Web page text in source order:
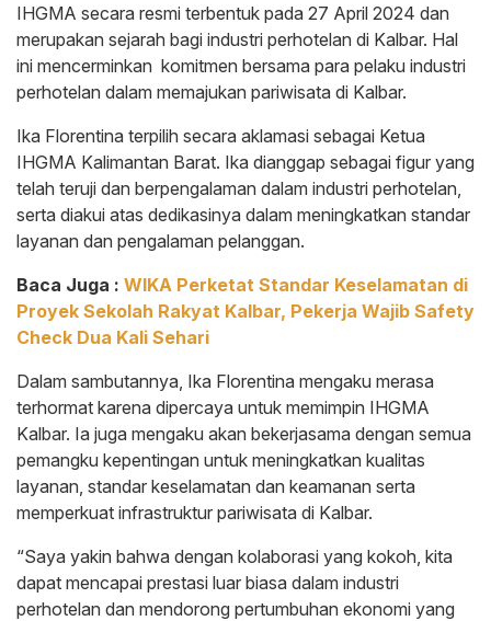
IHGMA secara resmi terbentuk pada 27 April 2024 dan
merupakan sejarah bagi industri perhotelan di Kalbar. Hal
ini mencerminkan komitmen bersama para pelaku industri
perhotelan dalam memajukan pariwisata di Kalbar.
Ika Florentina terpilih secara aklamasi sebagai Ketua
IHGMA Kalimantan Barat. Ika dianggap sebagai figur yang
telah teruji dan berpengalaman dalam industri perhotelan,
serta diakui atas dedikasinya dalam meningkatkan standar
layanan dan pengalaman pelanggan.
Baca Juga : WIKA Perketat Standar Keselamatan di
Proyek Sekolah Rakyat Kalbar, Pekerja Wajib Safety
Check Dua Kali Sehari
Dalam sambutannya, Ika Florentina mengaku merasa
terhormat karena dipercaya untuk memimpin IHGMA
Kalbar. Ia juga mengaku akan bekerjasama dengan semua
pemangku kepentingan untuk meningkatkan kualitas
layanan, standar keselamatan dan keamanan serta
memperkuat infrastruktur pariwisata di Kalbar.
“Saya yakin bahwa dengan kolaborasi yang kokoh, kita
dapat mencapai prestasi luar biasa dalam industri
perhotelan dan mendorong pertumbuhan ekonomi yang